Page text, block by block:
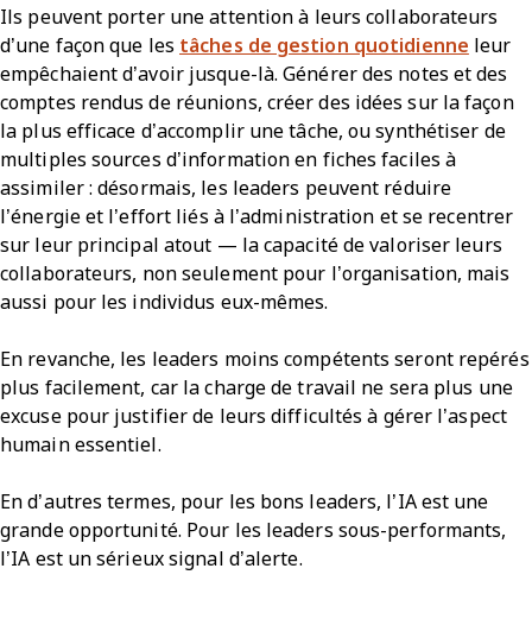
Ils peuvent porter une attention à leurs collaborateurs
d’une façon que les tâches de gestion quotidienne leur
empêchaient d’avoir jusque-là. Générer des notes et des
comptes rendus de réunions, créer des idées sur la façon
la plus efficace d’accomplir une tâche, ou synthétiser de
multiples sources d’information en fiches faciles à
assimiler : désormais, les leaders peuvent réduire
l’énergie et l’effort liés à l’administration et se recentrer
sur leur principal atout — la capacité de valoriser leurs
collaborateurs, non seulement pour l’organisation, mais
aussi pour les individus eux-mêmes.
En revanche, les leaders moins compétents seront repérés
plus facilement, car la charge de travail ne sera plus une
excuse pour justifier de leurs difficultés à gérer l’aspect
humain essentiel.
En d’autres termes, pour les bons leaders, l’IA est une
grande opportunité. Pour les leaders sous-performants,
l’IA est un sérieux signal d’alerte.